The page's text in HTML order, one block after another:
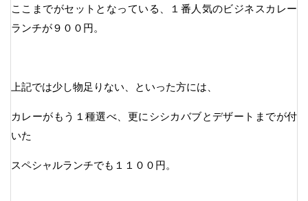
ここまでがセットとなっている、１番人気のビジネスカレー
ランチが９００円。
上記では少し物足りない、といった方には、
カレーがもう１種選べ、更にシシカバブとデザートまでが付
いた
スペシャルランチでも１１００円。